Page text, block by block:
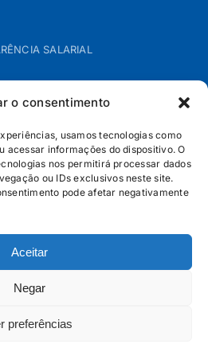
o consentimento
usamos tecnologias como
acessar informações do dispositivo. O
nos permitirá processar dados
ou IDs exclusivos neste site.
pode afetar negativamente
Aceitar
Negar
preferências
SALARIAL
os direitos reservados | SAC